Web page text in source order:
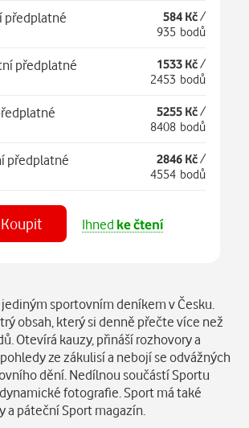
předplatné 584 Kč/
935 bodů
předplatné 1533 Kč/
2453 bodů
5255 Kč/
8408 bodů
předplatné 2846 Kč/
4554 bodů
Koupit Ihned ke čtení
sportovním deníkem v Česku.
obsah, který si denně přečte více než
Otevírá kauzy, přináší rozhovory a
ze zákulisí a nebojí se odvážných
dění. Nedílnou součástí Sportu
fotografie. Sport má také
a páteční Sport magazín.